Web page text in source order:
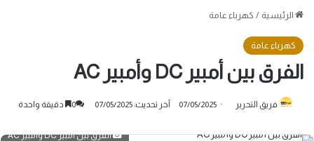
الرئيسية / كهرباء عامة
كهرباء عامة
الفرق بين أمبير DC وأمبير AC
فريق التحرير 07/05/2025 آخر تحديث: 07/05/2025 0 دقيقة واحدة
الفرق بين أمبير DC وأمبير AC